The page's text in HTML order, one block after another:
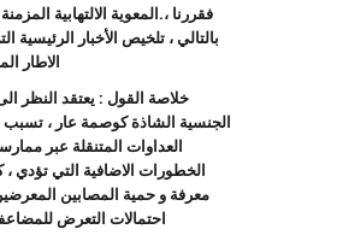
المعوية الالتهابية.فقررنا ،
بالتالي ، تلخيص الأخبار الرئيسية
الاطار
خلاصة القول : يعتقد النظر
الجنسية الشاذة كوصمة عار ، تسبب
العداوات المتنقلة عبر
الخطورات الاضافية التي تؤدي
معرفة و حمية المصابين
احتمالات التعرض